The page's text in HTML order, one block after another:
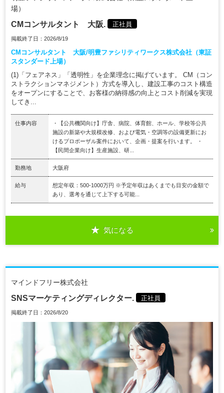
場）
CMコンサルタント 大阪. 正社員
掲載終了日：2026/8/19
CMコンサルタント 大阪/明豊ファシリティワークス株式会社（東証
スタンダード上場）
(1)「フェアネス」「透明性」を企業理念に掲げています。 CM（コン
ストラクションマネジメント）方式を導入し、建設工事のコスト構造
をオープンにすることで、お客様の納得感の向上とコスト削減を実現
してき...
仕事内容
・【公共機関向け】庁舎、病院、体育館、ホール、学校等公共
施設の新築や大規模改修、および電気・空調等の設備更新にお
けるプロポーザル案件において、企画・提案を行います。 ・
【民間企業向け】生産施設、研...
勤務地 大阪府
給与
想定年収：500-1000万円 ※予定年収はあくまでも目安の金額で
あり、選考を通じて上下する可能...
気になる
マインドフリー株式会社
SNSマーケティングディレクター. 正社員
掲載終了日：2026/8/20